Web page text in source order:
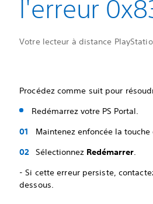
l'erreur
Votre lecteur à distance
Procédez comme suit pour
Redémarrez votre PS Portal.
Maintenez enfoncée la
Sélectionnez Redémarrer
- Si cette erreur persiste,
dessous.